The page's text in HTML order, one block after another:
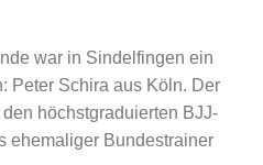
war in Sindelfingen ein
Peter Schira aus Köln. Der
höchstgraduierten BJJ-
ehemaliger Bundestrainer